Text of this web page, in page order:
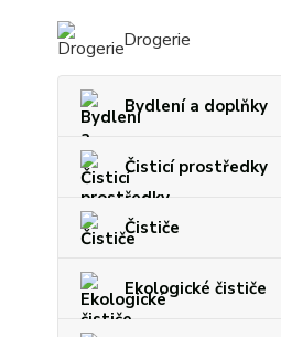
Drogerie
Bydlení a doplňky
Čisticí prostředky
Čističe
Ekologické čističe